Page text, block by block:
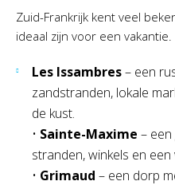
Zuid-Frankrijk kent veel
ideaal zijn voor een
Les Issambres– een
zandstranden, lokale
de kust.
• Sainte-Maxime –
stranden, winkels en een
• Grimaud – een dorp